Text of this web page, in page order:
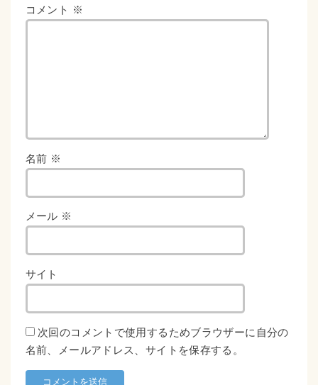
コメント ※
名前 ※
メール ※
サイト
次回のコメントで使用するためブラウザーに自分の
名前、メールアドレス、サイトを保存する。